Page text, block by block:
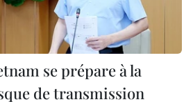
se prépare à la
de transmission